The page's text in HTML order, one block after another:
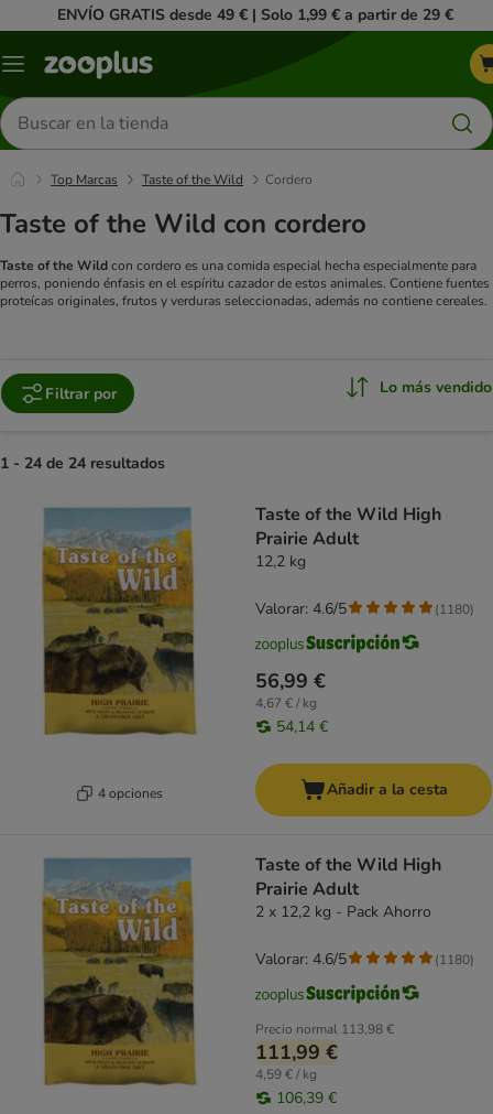
ENVÍO GRATIS desde 49 € | Solo 1,99 € a partir de 29 €
Menú
Buscar
productos
Top Marcas Taste of the Wild Cordero
Taste of the Wild con cordero
Taste of the Wildcon cordero es una comida especial hecha especialmente para
perros, poniendo énfasis en el espíritu cazador de estos animales. Contiene fuentes
proteícas originales, frutos y verduras seleccionadas, además no contiene cereales.
Filtrar por Lo más vendido
1 - 24 de 24 resultados
4 opciones
Taste of the Wild High
Prairie Adult
12,2 kg
56,99 €
4,67 € / kg
54,14 €
Valorar: 4.6/5 (1180)
Añadir a la cesta
Taste of the Wild High
Prairie Adult
2 x 12,2 kg - Pack Ahorro
Precio normal 113,98 €
111,99 €
4,59 € / kg
106,39 €
Valorar: 4.6/5 (1180)